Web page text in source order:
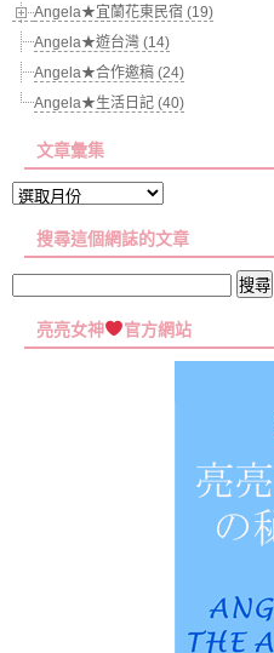
Angela★宜蘭花東民宿 (19)
Angela★遊台灣 (14)
Angela★合作邀稿 (24)
Angela★生活日記 (40)
文章彙集
文
彙
搜尋這個網誌的文章
關
亮亮女神 官方網站